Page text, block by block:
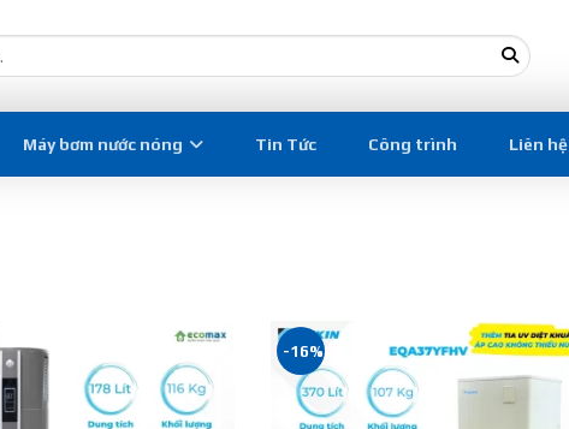
Máy bơm nước nóng Tin Tức Công trình Liên hệ
-16%